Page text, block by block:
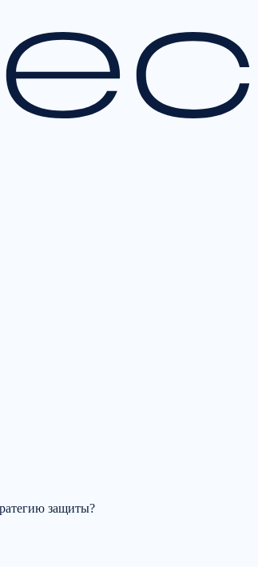
защиты?